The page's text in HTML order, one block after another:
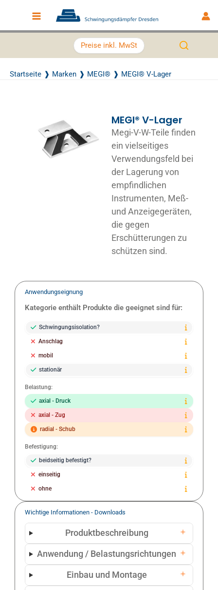
Main Menu
Preise inkl. MwSt
Startseite Marken MEGI® MEGI® V-Lager
MEGI® V-Lager
Megi-V-W-Teile finden
ein vielseitiges
Verwendungsfeld bei
der Lagerung von
empfindlichen
Instrumenten, Meß-
und Anzeigegeräten,
die gegen
Erschütterungen zu
schützen sind.
Anwendungseignung
Kategorie enthält Produkte die geeignet sind für:
Schwingungsisolation?
Anschlag
mobil
stationär
Belastung:
axial - Druck
axial - Zug
radial - Schub
Befestigung:
beidseitig befestigt?
einseitig
ohne
Wichtige Informationen - Downloads
Produktbeschreibung
Anwendung / Belastungsrichtungen
Einbau und Montage